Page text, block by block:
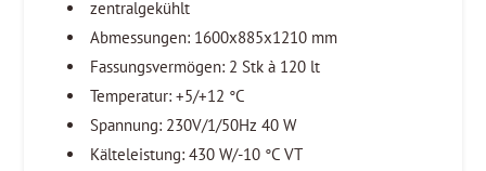
zentralgekühlt
Abmessungen: 1600x885x1210 mm
Fassungsvermögen: 2 Stk à 120 lt
Temperatur: +5/+12 °C
Spannung: 230V/1/50Hz 40 W
Kälteleistung: 430 W/-10 °C VT